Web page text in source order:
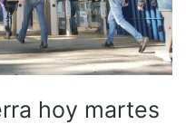
hoy martes